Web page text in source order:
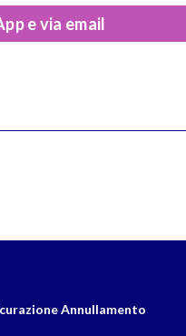
e via email
Annullamento